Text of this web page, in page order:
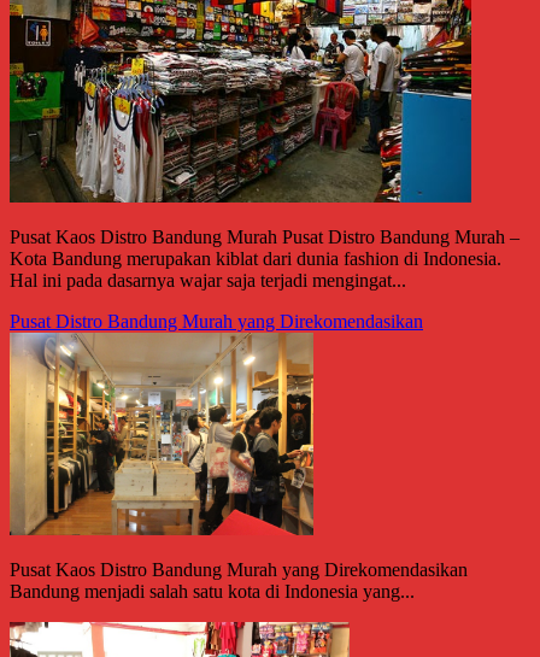
Pusat Kaos Distro Bandung Murah Pusat Distro Bandung Murah –
Kota Bandung merupakan kiblat dari dunia fashion di Indonesia.
Hal ini pada dasarnya wajar saja terjadi mengingat...
Pusat Distro Bandung Murah yang Direkomendasikan
Pusat Kaos Distro Bandung Murah yang Direkomendasikan
Bandung menjadi salah satu kota di Indonesia yang...